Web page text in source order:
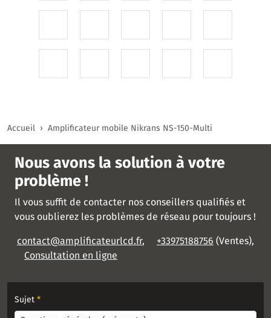
Accueil Amplificateur mobile Nikrans NS-150-Multi
Nous avons la solution à votre
problème !
Il vous suffit de contacter nos conseillers qualifiés et
vous oublierez les problèmes de réseau pour toujours !
contact@amplificateurlcd.fr, +33975188756 (Ventes),
Consultation en ligne
Sujet *